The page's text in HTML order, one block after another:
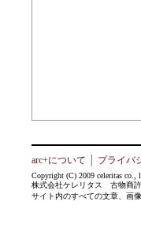
arc+について プライバ
Copyright (C) 2009 celeritas co.,
株式会社ケレリタス 古物商許
サイト内のすべての文章、画